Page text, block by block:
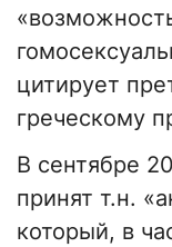
цитирует
греческому
В сентябре
принят т.н.
который, в